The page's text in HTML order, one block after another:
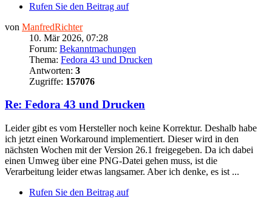
Rufen Sie den Beitrag auf
von ManfredRichter
10. Mär 2026, 07:28
Forum: Bekanntmachungen
Thema: Fedora 43 und Drucken
Antworten: 3
Zugriffe: 157076
Re: Fedora 43 und Drucken
Leider gibt es vom Hersteller noch keine Korrektur. Deshalb habe
ich jetzt einen Workaround implementiert. Dieser wird in den
nächsten Wochen mit der Version 26.1 freigegeben. Da ich dabei
einen Umweg über eine PNG-Datei gehen muss, ist die
Verarbeitung leider etwas langsamer. Aber ich denke, es ist ...
Rufen Sie den Beitrag auf